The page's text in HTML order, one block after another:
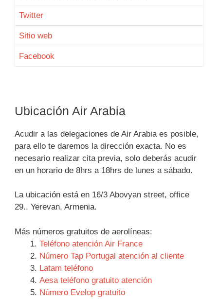
Twitter
Sitio web
Facebook
Ubicación Air Arabia
Acudir a las delegaciones de Air Arabia es posible,
para ello te daremos la dirección exacta. No es
necesario realizar cita previa, solo deberás acudir
en un horario de 8hrs a 18hrs de lunes a sábado.
La ubicación está en 16/3 Abovyan street, office
29., Yerevan, Armenia.
Más números gratuitos de aerolíneas:
Teléfono atención Air France
Número Tap Portugal atención al cliente
Latam teléfono
Aesa teléfono gratuito atención
Número Evelop gratuito